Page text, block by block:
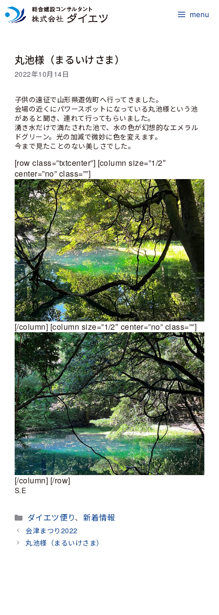
コ
ン
menu
丸池様（まるいけさま）
2022年10月14日
子供の遠征で山形県遊佐町へ行ってきました。
会場の近くにパワースポットになっている丸池様という池
があると聞き、連れて行ってもらいました。
湧き水だけで満たされた池で、水の色が幻想的なエメラル
ドグリーン。光の加減で微妙に色を変えます。
今まで見たことのない美しさでした。
[row class=”txtcenter”] [column size=”1/2″
center=”no” class=””]
[/column] [column size=”1/2″ center=”no” class=””]
[/column] [/row]
S.E
カ
テ
ゴ
ダイエツ便り、 新着情報
会津まつり2022
丸池様（まるいけさま）